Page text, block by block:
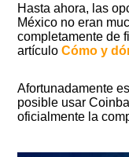
Hasta ahora, las
México no eran
completamente de
artículoCómo y
Afortunadamente
posible usar
oficialmente la